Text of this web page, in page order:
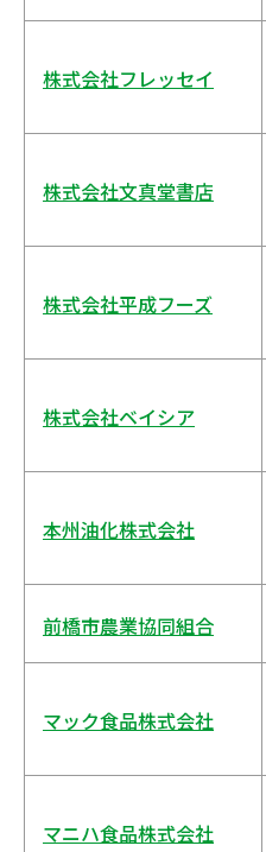
株式会社フレッセイ
株式会社文真堂書店
株式会社平成フーズ
株式会社ベイシア
本州油化株式会社
前橋市農業協同組合
マック食品株式会社
マニハ食品株式会社